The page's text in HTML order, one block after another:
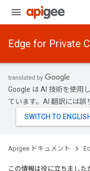
Edge for Private
Google は AI 技術を使用
ています。AI 翻訳には誤
Apigee ドキュメント
この情報は役に立ちました